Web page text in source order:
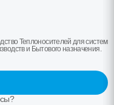
Теплоносителей для систем
и Бытового назначения.